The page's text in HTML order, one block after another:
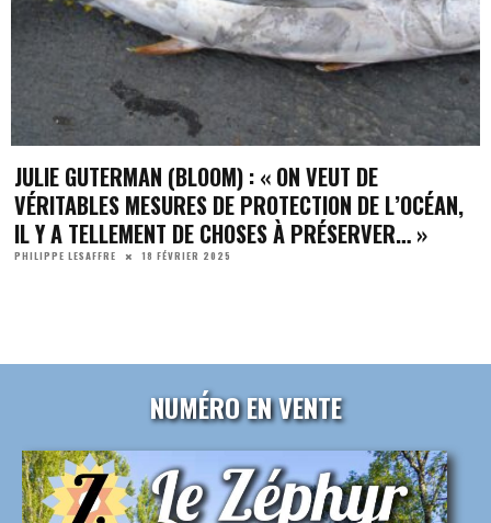
JULIE GUTERMAN (BLOOM) : « ON VEUT DE
VÉRITABLES MESURES DE PROTECTION DE L’OCÉAN,
IL Y A TELLEMENT DE CHOSES À PRÉSERVER… »
PHILIPPE LESAFFRE 18 FÉVRIER 2025
NUMÉRO EN VENTE